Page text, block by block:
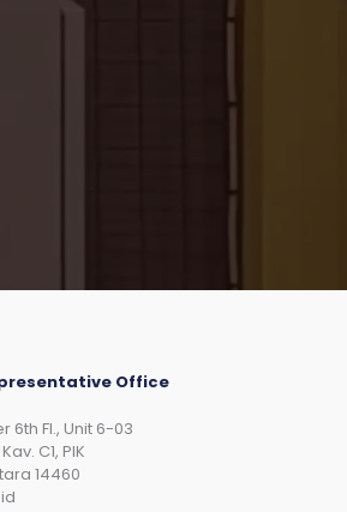
Office
6th Fl., Unit 6-03
C1, PIK
14460